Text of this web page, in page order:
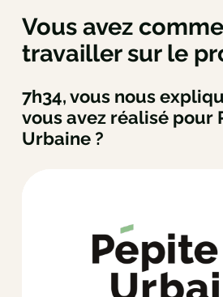
Vous avez
travailler sur le
7h34, vous nous
vous avez réalisé pour
Urbaine ?